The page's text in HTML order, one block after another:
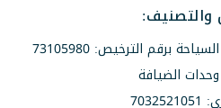
والتصنيف:
برقم الترخيص: 73105980
الضيافة